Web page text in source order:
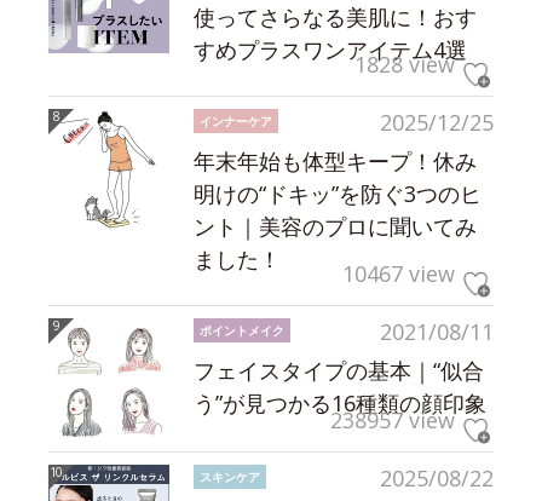
使ってさらなる美肌に！おす
すめプラスワンアイテム4選
1828 view
2025/12/25
インナーケア
年末年始も体型キープ！休み
明けの“ドキッ”を防ぐ3つのヒ
ント｜美容のプロに聞いてみ
ました！
10467 view
2021/08/11
ポイントメイク
フェイスタイプの基本｜“似合
う”が見つかる16種類の顔印象
238957 view
2025/08/22
スキンケア